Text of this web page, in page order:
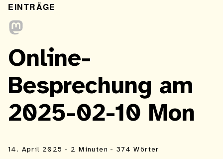
EINTRÄGE
Online-
Besprechung am
2025-02-10 Mon
14. April 2025 - 2 Minuten - 374 Wörter